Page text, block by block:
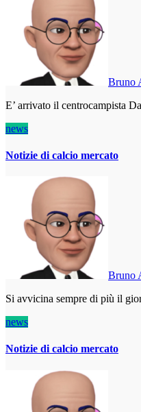
Bruno
E’ arrivato il
news
Notizie di calcio mercato
Bruno
Si avvicina sempre di più il
news
Notizie di calcio mercato